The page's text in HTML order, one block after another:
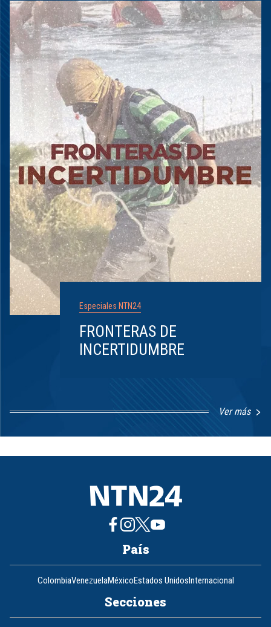
Especiales NTN24
FRONTERAS DE
INCERTIDUMBRE
Ver más
1
8
País
ColombiaVenezuelaMéxicoEstados UnidosInternacional
Secciones